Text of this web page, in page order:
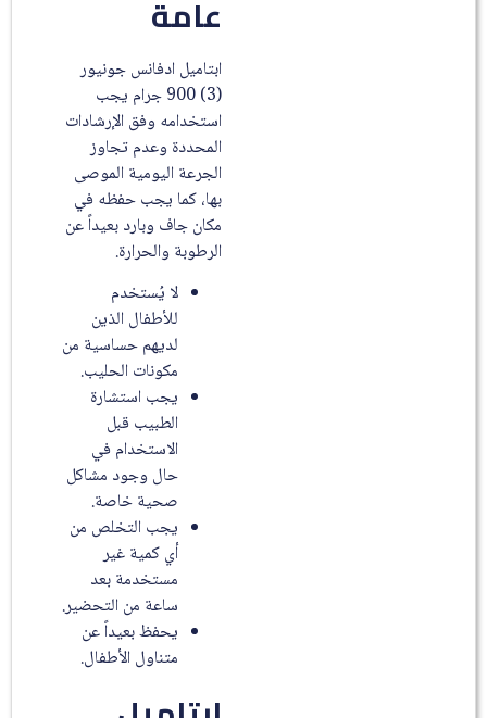
عامة
ابتاميل ادفانس جونيور
(3) 900 جرام يجب
استخدامه وفق الإرشادات
المحددة وعدم تجاوز
الجرعة اليومية الموصى
بها، كما يجب حفظه في
مكان جاف وبارد بعيداً عن
الرطوبة والحرارة.
لا يُستخدم
للأطفال الذين
لديهم حساسية من
مكونات الحليب.
يجب استشارة
الطبيب قبل
الاستخدام في
حال وجود مشاكل
صحية خاصة.
يجب التخلص من
أي كمية غير
مستخدمة بعد
ساعة من التحضير.
يحفظ بعيداً عن
متناول الأطفال.